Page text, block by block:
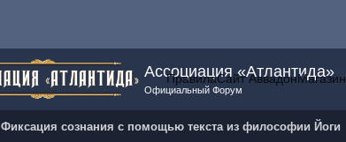
Ассоциация «Атлантида»
Официальный Форум
ПравилаСайт АввадонМагазин
Фиксация сознания с помощью текста из философии Йоги